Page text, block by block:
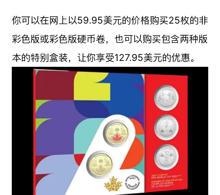
你可以在网上以59.95美元的价格购买25枚的非
彩色版或彩色版硬币卷，也可以购买包含两种版
本的特别盒装，让你享受127.95美元的优惠。